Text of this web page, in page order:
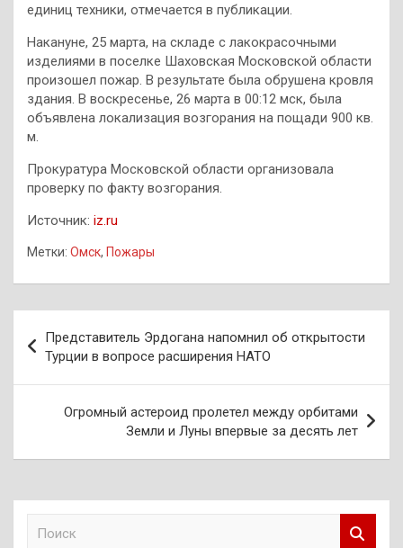
единиц техники, отмечается в публикации.
Накануне, 25 марта, на складе с лакокрасочными
изделиями в поселке Шаховская Московской области
произошел пожар. В результате была обрушена кровля
здания. В воскресенье, 26 марта в 00:12 мск, была
объявлена локализация возгорания на пощади 900 кв.
м.
Прокуратура Московской области организовала
проверку по факту возгорания.
Источник: iz.ru
Метки: Омск, Пожары
по
записям
Представитель Эрдогана напомнил об открытости
Турции в вопросе расширения НАТО
Огромный астероид пролетел между орбитами
Земли и Луны впервые за десять лет